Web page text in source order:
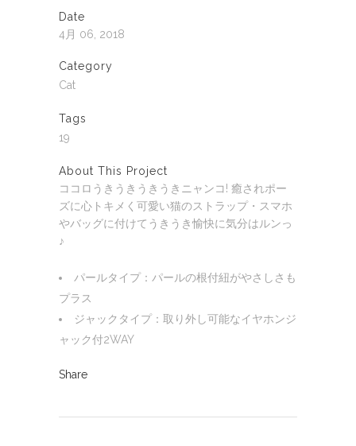
Date
4月 06, 2018
Category
Cat
Tags
19
About This Project
ココロうきうきうきうきニャンコ! 癒されポー
ズに心トキメく可愛い猫のストラップ・スマホ
やバッグに付けてうきうき愉快に気分はルンっ
♪
パールタイプ：パールの根付紐がやさしさも
プラス
ジャックタイプ：取り外し可能なイヤホンジ
ャック付2WAY
Share